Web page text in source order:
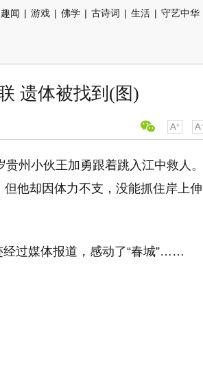
趣闻 | 游戏 | 佛学 | 古诗词 | 生活 | 守艺中华
遗体被找到(图)
贵州小伙王加勇跟着跳入江中救人。
他却因体力不支，没能抓住岸上伸
过媒体报道，感动了“春城”……